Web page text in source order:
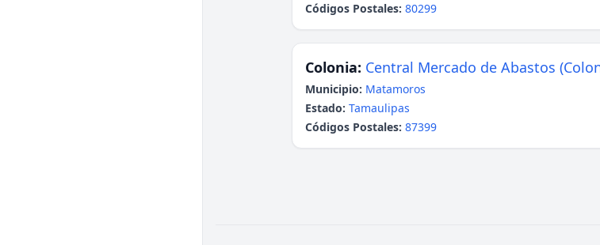
Códigos Postales: 80299
Colonia: Central Mercado de Abastos
Municipio: Matamoros
Estado: Tamaulipas
Códigos Postales: 87399